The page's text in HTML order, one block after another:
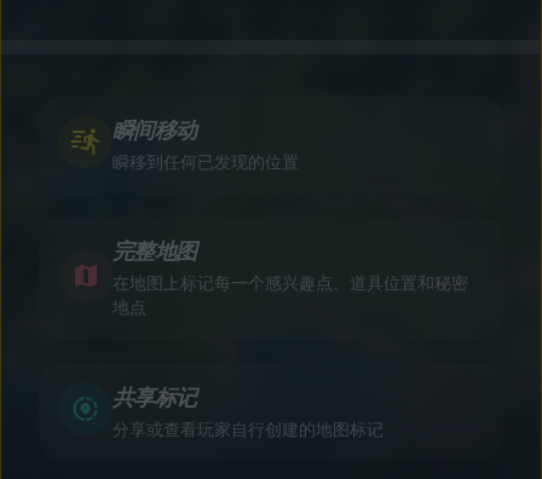
瞬间移动
瞬移到任何已发现的位置
完整地图
在地图上标记每一个感兴趣点、道具位置和秘密
地点
共享标记
分享或查看玩家自行创建的地图标记